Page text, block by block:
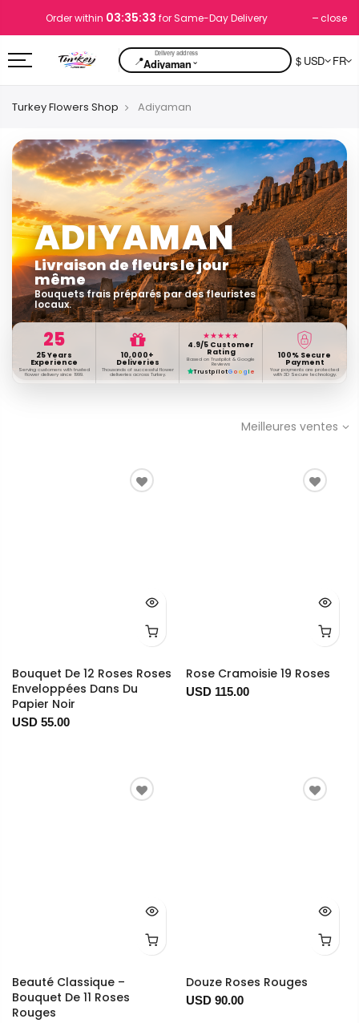
Order within 03:35:32 for Same-Day Delivery close
📍Adiyaman⌄ $ USD FR
Turkey Flowers Shop Adiyaman
ADIYAMAN
Livraison de fleurs le jour
même
Bouquets frais préparés par des fleuristes
locaux.
25
25 Years
Experience
Serving customers with trusted
flower delivery since 1999.
10,000+
Deliveries
Thousands of successful flower
deliveries across Turkey.
★★★★★
4.9/5 Customer
Rating
Based on Trustpilot & Google
Reviews
TrustpilotG o o g l e
100% Secure
Payment
Your payments are protected
with 3D Secure technology.
Meilleures ventes
Bouquet De 12 Roses Roses
Enveloppées Dans Du
Papier Noir
USD 55.00
Rose Cramoisie 19 Roses
USD 115.00
Beauté Classique –
Bouquet De 11 Roses
Rouges
Douze Roses Rouges
USD 90.00